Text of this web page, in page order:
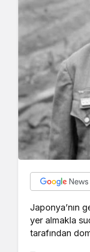
Japonya’nın
yer almakla
tarafından